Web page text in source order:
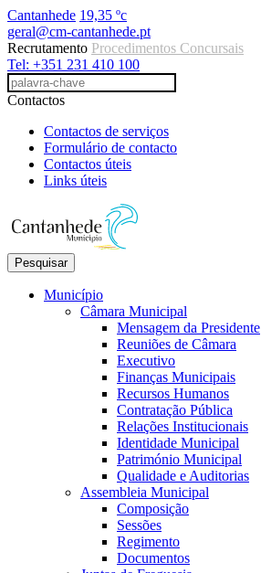
Cantanhede 19,35 ºc
geral@cm-cantanhede.pt
Recrutamento Procedimentos Concursais
Tel: +351 231 410 100
Contactos
Contactos de serviços
Formulário de contacto
Contactos úteis
Links úteis
Pesquisar
Município
Câmara Municipal
Mensagem da Presidente
Reuniões de Câmara
Executivo
Finanças Municipais
Recursos Humanos
Contratação Pública
Relações Institucionais
Identidade Municipal
Património Municipal
Qualidade e Auditorias
Assembleia Municipal
Composição
Sessões
Regimento
Documentos